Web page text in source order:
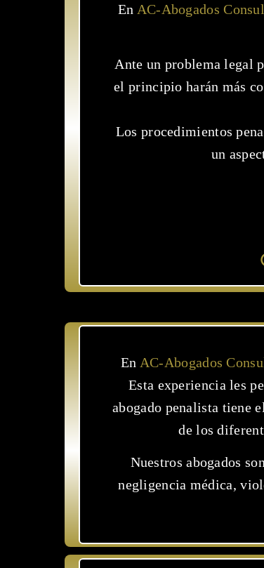
En AC-Abogados
Ante un problema legal
el principio harán más
Los procedimientos
un
En AC-Abogados
Esta experiencia les
abogado penalista tiene
de los
Nuestros abogados
negligencia médica,